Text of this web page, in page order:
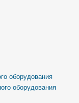
оборудования
оборудования